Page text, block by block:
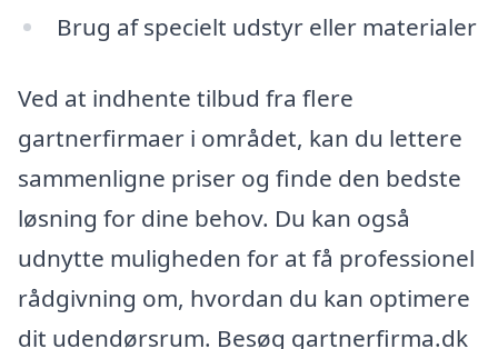
Brug af specielt udstyr eller materialer
Ved at indhente tilbud fra flere
gartnerfirmaer i området, kan du lettere
sammenligne priser og finde den bedste
løsning for dine behov. Du kan også
udnytte muligheden for at få professionel
rådgivning om, hvordan du kan optimere
dit udendørsrum. Besøg gartnerfirma.dk